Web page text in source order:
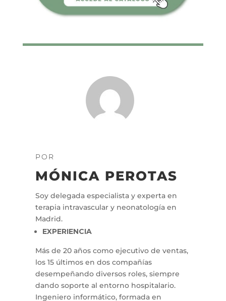
POR
MÓNICA PEROTAS
Soy delegada especialista y experta en
terapia intravascular y neonatología en
Madrid.
EXPERIENCIA
Más de 20 años como ejecutivo de ventas,
los 15 últimos en dos compañías
desempeñando diversos roles, siempre
dando soporte al entorno hospitalario.
Ingeniero informático, formada en